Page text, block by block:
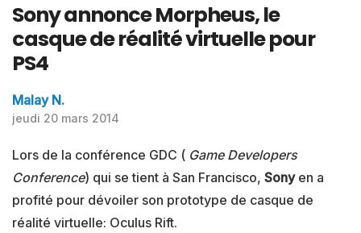
Sony annonce Morpheus, le
casque de réalité virtuelle pour
PS4
Malay N.
jeudi 20 mars 2014
Lors de la conférence GDC ( Game Developers
Conference) qui se tient à San Francisco, Sonyen a
profité pour dévoiler son prototype de casque de
réalité virtuelle: Oculus Rift.